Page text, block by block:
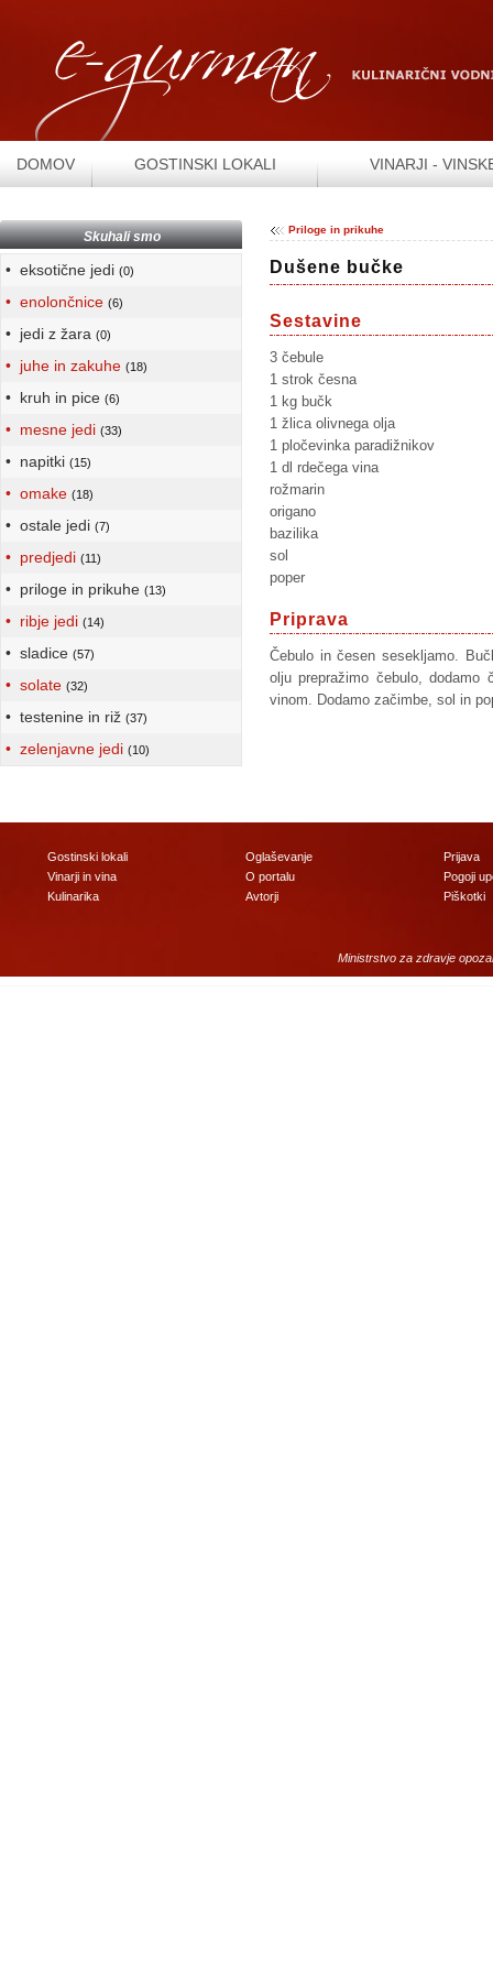
DOMOV GOSTINSKI LOKALI VINARJI -
Skuhali smo
• eksotične jedi (0)
• enolončnice (6)
• jedi z žara (0)
• juhe in zakuhe (18)
• kruh in pice (6)
• mesne jedi (33)
• napitki (15)
• omake (18)
• ostale jedi (7)
• predjedi (11)
• priloge in prikuhe (13)
• ribje jedi (14)
• sladice (57)
• solate (32)
• testenine in riž (37)
• zelenjavne jedi (10)
Priloge in prikuhe
Dušene bučke
Sestavine
3 čebule
1 strok česna
1 kg bučk
1 žlica olivnega olja
1 pločevinka paradižnikov
1 dl rdečega vina
rožmarin
origano
bazilika
sol
poper
Priprava
Čebulo in česen sesekljamo.
olju prepražimo čebulo, dodamo
vinom. Dodamo začimbe, sol in
Gostinski lokali
Vinarji in vina
Kulinarika
Oglaševanje
O portalu
Avtorji
Prijava
Pogoji
Piškotki
Ministrstvo za zdravje